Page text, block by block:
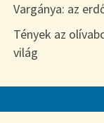
Vargánya: az
Tények az
világ